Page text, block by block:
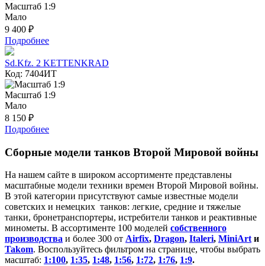
Масштаб 1:9
Мало
9 400 ₽
Подробнее
Sd.Kfz. 2 KETTENKRAD
Код: 7404ИТ
Масштаб 1:9
Мало
8 150 ₽
Подробнее
Сборные модели танков Второй Мировой войны
На нашем сайте в широком ассортименте представлены
масштабные модели техники времен Второй Мировой войны.
В этой категории присутствуют самые известные модели
советских и немецких танков: легкие, средние и тяжелые
танки, бронетранспортеры, истребители танков и реактивные
минометы. В ассортименте 100 моделей собственного
производства и более 300 от Airfix, Dragon, Italeri, MiniArt и
Takom. Воспользуйтесь фильтром на странице, чтобы выбрать
масштаб: 1:100, 1:35, 1:48, 1:56, 1:72, 1:76, 1:9.